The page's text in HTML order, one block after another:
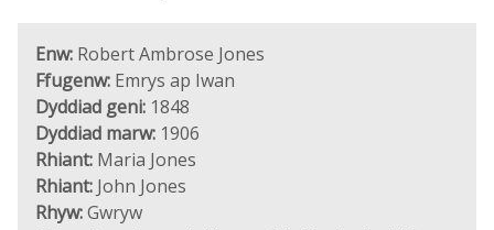
Enw: Robert Ambrose Jones
Ffugenw: Emrys ap Iwan
Dyddiad geni: 1848
Dyddiad marw: 1906
Rhiant: Maria Jones
Rhiant: John Jones
Rhyw:Gwryw